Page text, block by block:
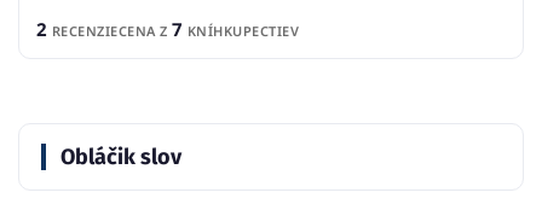
2 RECENZIECENA Z 7 KNÍHKUPECTIEV
Obláčik slov